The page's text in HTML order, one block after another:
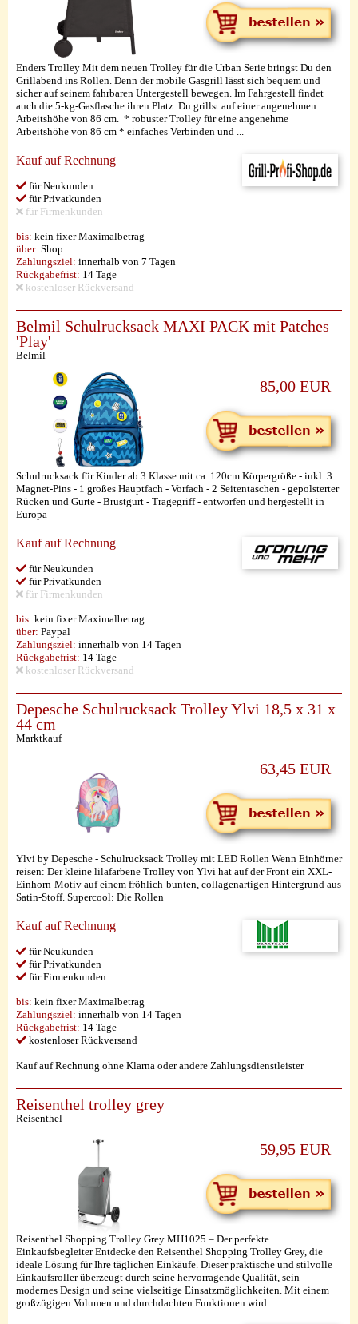
Enders Trolley Mit dem neuen Trolley für die Urban Serie bringst Du den
Grillabend ins Rollen. Denn der mobile Gasgrill lässt sich bequem und
sicher auf seinem fahrbaren Untergestell bewegen. Im Fahrgestell findet
auch die 5-kg-Gasflasche ihren Platz. Du grillst auf einer angenehmen
Arbeitshöhe von 86 cm. * robuster Trolley für eine angenehme
Arbeitshöhe von 86 cm * einfaches Verbinden und ...
Kauf auf Rechnung
für Neukunden
für Privatkunden
für Firmenkunden
bis: kein fixer Maximalbetrag
über: Shop
Zahlungsziel: innerhalb von 7 Tagen
Rückgabefrist: 14 Tage
kostenloser Rückversand
Belmil Schulrucksack MAXI PACK mit Patches
'Play'
Belmil
85,00 EUR
Schulrucksack für Kinder ab 3.Klasse mit ca. 120cm Körpergröße - inkl. 3
Magnet-Pins - 1 großes Hauptfach - Vorfach - 2 Seitentaschen - gepolsterter
Rücken und Gurte - Brustgurt - Tragegriff - entworfen und hergestellt in
Europa
Kauf auf Rechnung
für Neukunden
für Privatkunden
für Firmenkunden
bis: kein fixer Maximalbetrag
über: Paypal
Zahlungsziel: innerhalb von 14 Tagen
Rückgabefrist: 14 Tage
kostenloser Rückversand
Depesche Schulrucksack Trolley Ylvi 18,5 x 31 x
44 cm
Marktkauf
63,45 EUR
Ylvi by Depesche - Schulrucksack Trolley mit LED Rollen Wenn Einhörner
reisen: Der kleine lilafarbene Trolley von Ylvi hat auf der Front ein XXL-
Einhorn-Motiv auf einem fröhlich-bunten, collagenartigen Hintergrund aus
Satin-Stoff. Supercool: Die Rollen
Kauf auf Rechnung
für Neukunden
für Privatkunden
für Firmenkunden
bis: kein fixer Maximalbetrag
Zahlungsziel: innerhalb von 14 Tagen
Rückgabefrist: 14 Tage
kostenloser Rückversand
Kauf auf Rechnung ohne Klarna oder andere Zahlungsdienstleister
Reisenthel trolley grey
Reisenthel
59,95 EUR
Reisenthel Shopping Trolley Grey MH1025 – Der perfekte
Einkaufsbegleiter Entdecke den Reisenthel Shopping Trolley Grey, die
ideale Lösung für Ihre täglichen Einkäufe. Dieser praktische und stilvolle
Einkaufsroller überzeugt durch seine hervorragende Qualität, sein
modernes Design und seine vielseitige Einsatzmöglichkeiten. Mit einem
großzügigen Volumen und durchdachten Funktionen wird...